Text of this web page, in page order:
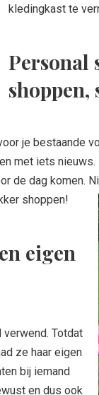
kledingkast te
Personal
shoppen,
je bestaande
met iets nieuws.
de dag komen.
shoppen!
eigen
Totdat
ze haar eigen
bij iemand
en dus ook